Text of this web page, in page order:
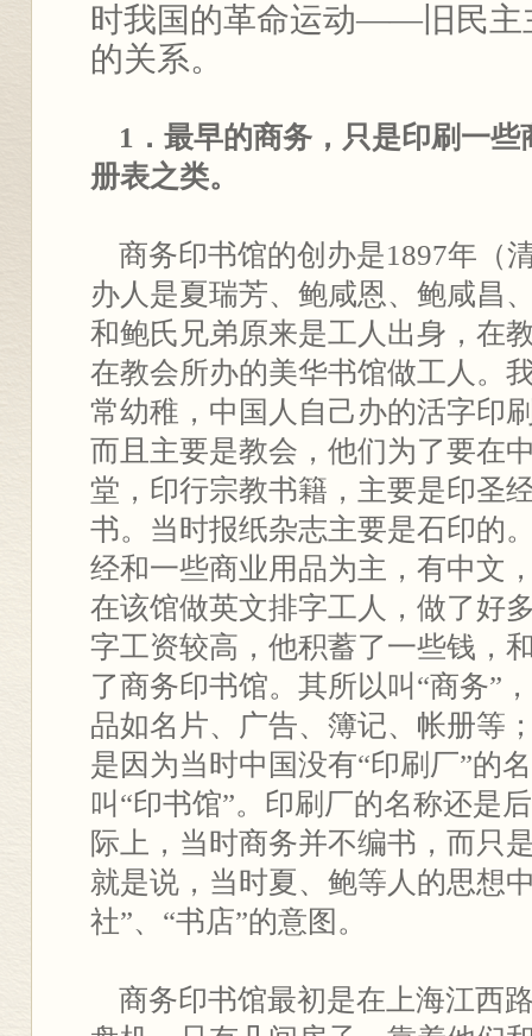
时我国的革命运动——旧民
的关系。
1．最早的商务，只是印刷一
册表之类。
商务印书馆的创办是1897年（
办人是夏瑞芳、鲍咸恩、鲍咸昌
和鲍氏兄弟原来是工人出身，在
在教会所办的美华书馆做工人。
常幼稚，中国人自己办的活字印
而且主要是教会，他们为了要在
堂，印行宗教书籍，主要是印圣
书。当时报纸杂志主要是石印的
经和一些商业用品为主，有中文
在该馆做英文排字工人，做了好
字工资较高，他积蓄了一些钱，
了商务印书馆。其所以叫“商务”
品如名片、广告、簿记、帐册等
是因为当时中国没有“印刷厂”的
叫“印书馆”。印刷厂的名称还是
际上，当时商务并不编书，而只
就是说，当时夏、鲍等人的思想
社”、“书店”的意图。
商务印书馆最初是在上海江西